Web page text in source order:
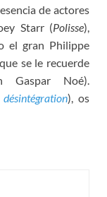
de actores
Starr (Polisse),
el gran Philippe
se le recuerde
Gaspar Noé).
désintégration), os